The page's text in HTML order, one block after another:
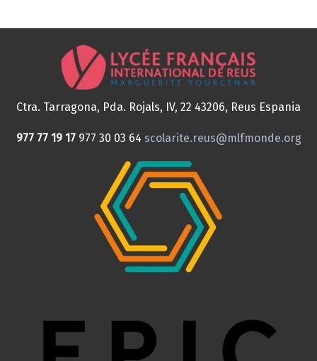
Ctra. Tarragona, Pda. Rojals, IV, 22 43206, Reus Espania
977 77 19 17 977 30 03 64 scolarite.reus@mlfmonde.org